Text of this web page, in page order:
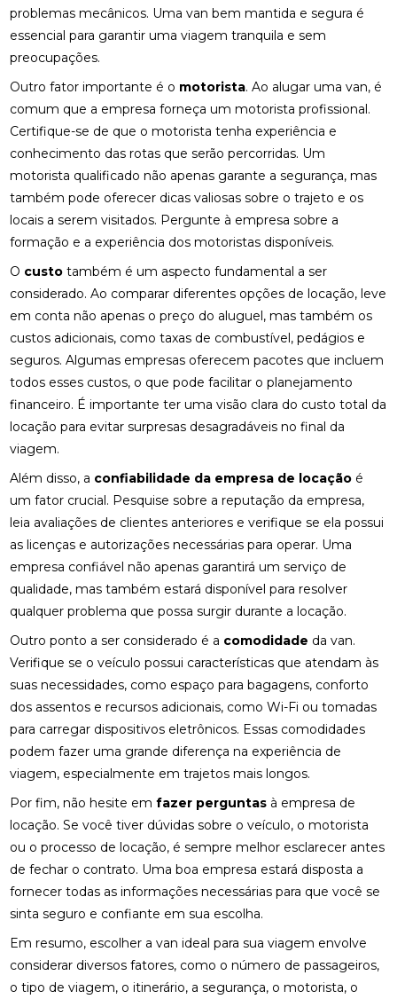
problemas mecânicos. Uma van bem mantida e segura é
essencial para garantir uma viagem tranquila e sem
preocupações.
Outro fator importante é o motorista. Ao alugar uma van, é
comum que a empresa forneça um motorista profissional.
Certifique-se de que o motorista tenha experiência e
conhecimento das rotas que serão percorridas. Um
motorista qualificado não apenas garante a segurança, mas
também pode oferecer dicas valiosas sobre o trajeto e os
locais a serem visitados. Pergunte à empresa sobre a
formação e a experiência dos motoristas disponíveis.
O custo também é um aspecto fundamental a ser
considerado. Ao comparar diferentes opções de locação, leve
em conta não apenas o preço do aluguel, mas também os
custos adicionais, como taxas de combustível, pedágios e
seguros. Algumas empresas oferecem pacotes que incluem
todos esses custos, o que pode facilitar o planejamento
financeiro. É importante ter uma visão clara do custo total da
locação para evitar surpresas desagradáveis no final da
viagem.
Além disso, a confiabilidade da empresa de locação é
um fator crucial. Pesquise sobre a reputação da empresa,
leia avaliações de clientes anteriores e verifique se ela possui
as licenças e autorizações necessárias para operar. Uma
empresa confiável não apenas garantirá um serviço de
qualidade, mas também estará disponível para resolver
qualquer problema que possa surgir durante a locação.
Outro ponto a ser considerado é a comodidade da van.
Verifique se o veículo possui características que atendam às
suas necessidades, como espaço para bagagens, conforto
dos assentos e recursos adicionais, como Wi-Fi ou tomadas
para carregar dispositivos eletrônicos. Essas comodidades
podem fazer uma grande diferença na experiência de
viagem, especialmente em trajetos mais longos.
Por fim, não hesite emfazer perguntas à empresa de
locação. Se você tiver dúvidas sobre o veículo, o motorista
ou o processo de locação, é sempre melhor esclarecer antes
de fechar o contrato. Uma boa empresa estará disposta a
fornecer todas as informações necessárias para que você se
sinta seguro e confiante em sua escolha.
Em resumo, escolher a van ideal para sua viagem envolve
considerar diversos fatores, como o número de passageiros,
o tipo de viagem, o itinerário, a segurança, o motorista, o